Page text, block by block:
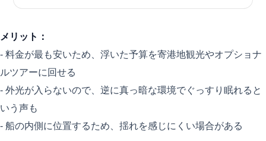
メリット：
- 料金が最も安いため、浮いた予算を寄港地観光やオプショナ
ルツアーに回せる
- 外光が入らないので、逆に真っ暗な環境でぐっすり眠れると
いう声も
- 船の内側に位置するため、揺れを感じにくい場合がある